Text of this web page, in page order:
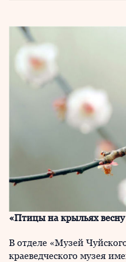
«Птицы на крыльях
В отделе «Музей
краеведческого музея